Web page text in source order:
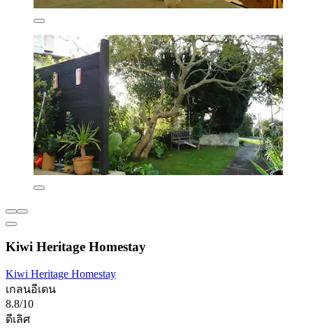
Kiwi Heritage Homestay
Kiwi Heritage Homestay
เกลนอีเดน
8.8/10
ดีเลิศ